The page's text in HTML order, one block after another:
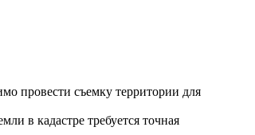
провести съемку территории для
в кадастре требуется точная